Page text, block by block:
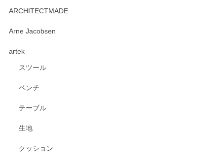
ARCHITECTMADE
Arne Jacobsen
artek
スツール
ベンチ
テーブル
生地
クッション